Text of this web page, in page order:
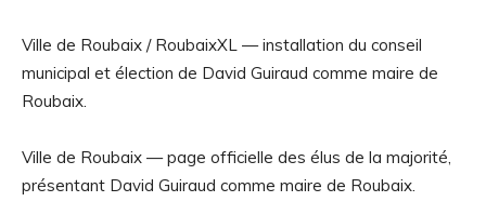
Ville de Roubaix / RoubaixXL — installation du conseil
municipal et élection de David Guiraud comme maire de
Roubaix.
Ville de Roubaix — page officielle des élus de la majorité,
présentant David Guiraud comme maire de Roubaix.